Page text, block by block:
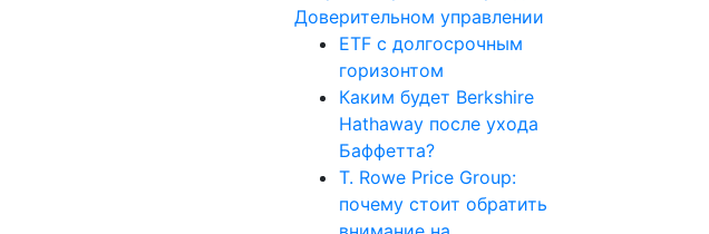
ETF с долгосрочным
горизонтом
Каким будет Berkshire
Hathaway после ухода
Баффетта?
T. Rowe Price Group:
почему стоит обратить